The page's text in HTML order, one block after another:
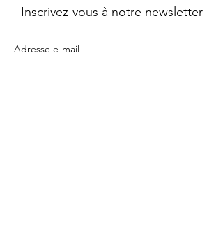
Inscrivez-vous à notre newsletter